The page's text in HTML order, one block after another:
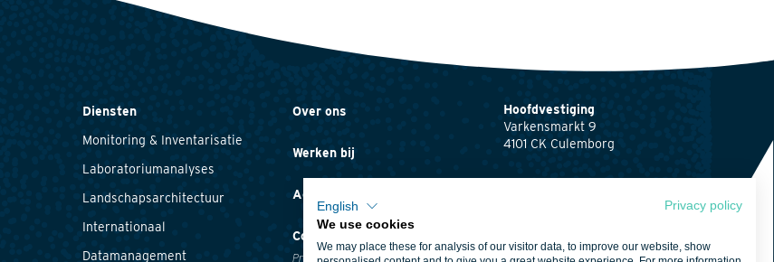
Hoofdvestiging
Varkensmarkt 9
4101 CK Culemborg
0345 512710
Klik hiervoor de
Diensten
Monitoring & Inventarisatie
Laboratoriumanalyses
Landschapsarchitectuur
Internationaal
Datamanagement
Over ons
Werken bij
Actueel
Contact
Privacyverklaring
English
Privacy policy
We use cookies
We may place these for analysis of our visitor data, to improve our website, show